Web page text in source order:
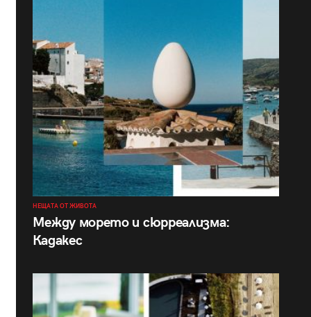
НЕЩАТА ОТ ЖИВОТА
Между морето и сюрреализма:
Кадакес